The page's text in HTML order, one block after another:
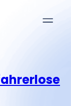
Menu